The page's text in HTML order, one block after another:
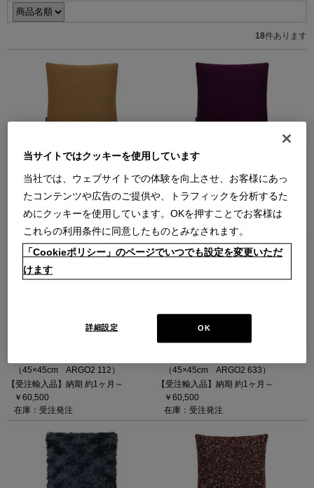
18件あります
KVADRAT/RAF SIMONS (クヴァド
ラ/ラフ・シモンズ) - クッション 45
x 45cm Aaren 263
（45×45cm Aaren 263）
【受注輸入品】納期 約1ヶ月～
￥35,640
在庫：受注発注
KVADRAT/RAF SIMONS (クヴァド
ラ/ラフ・シモンズ) - クッション 45
x 45cm Aaren 683
（45×45cm Aaren 683）
【受注輸入品】納期 約1ヶ月～
￥35,640
在庫：受注発注
（45×45cm ARGO2 112）
【受注輸入品】納期 約1ヶ月～
￥60,500
在庫：受注発注
（45×45cm ARGO2 633）
【受注輸入品】納期 約1ヶ月～
￥60,500
在庫：受注発注
当サイトではクッキーを使用しています
当社では、ウェブサイトでの体験を向上させ、お客様にあっ
たコンテンツや広告のご提供や、トラフィックを分析するた
めにクッキーを使用しています。OKを押すことでお客様は
これらの利用条件に同意したものとみなされます。
「Cookieポリシー」のページでいつでも設定を変更いただ
けます
OK
詳細設定